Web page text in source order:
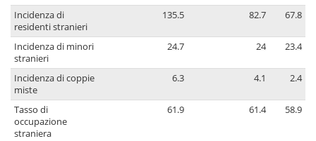
Incidenza di
residenti stranieri
135.5 82.7 67.8
Incidenza di minori
stranieri
24.7 24 23.4
Incidenza di coppie
miste
6.3 4.1 2.4
Tasso di
occupazione
straniera
61.9 61.4 58.9